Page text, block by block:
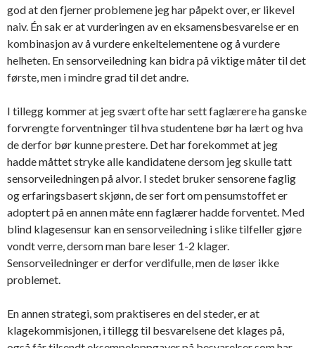
god at den fjerner problemene jeg har påpekt over, er likevel
naiv. Én sak er at vurderingen av en eksamensbesvarelse er en
kombinasjon av å vurdere enkeltelementene og å vurdere
helheten. En sensorveiledning kan bidra på viktige måter til det
første, men i mindre grad til det andre.
I tillegg kommer at jeg svært ofte har sett faglærere ha ganske
forvrengte forventninger til hva studentene bør ha lært og hva
de derfor bør kunne prestere. Det har forekommet at jeg
hadde måttet stryke alle kandidatene dersom jeg skulle tatt
sensorveiledningen på alvor. I stedet bruker sensorene faglig
og erfaringsbasert skjønn, de ser fort om pensumstoffet er
adoptert på en annen måte enn faglærer hadde forventet. Med
blind klagesensur kan en sensorveiledning i slike tilfeller gjøre
vondt verre, dersom man bare leser 1-2 klager.
Sensorveiledninger er derfor verdifulle, men de løser ikke
problemet.
En annen strategi, som praktiseres en del steder, er at
klagekommisjonen, i tillegg til besvarelsene det klages på,